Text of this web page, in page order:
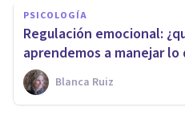
PSICOLOGÍA
Regulación emocional:
aprendemos a manejar lo
Blanca Ruiz